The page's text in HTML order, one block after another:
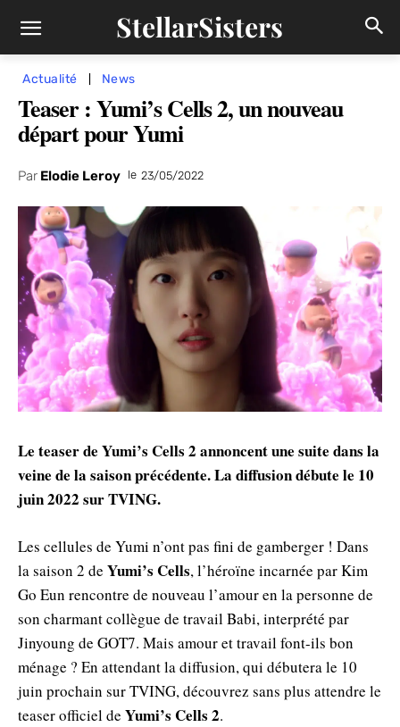
StellarSisters
Actualité News
Teaser : Yumi’s Cells 2, un nouveau
départ pour Yumi
Par Elodie Leroy le 23/05/2022
Le teaser de Yumi’s Cells 2 annoncent une suite dans la
veine de la saison précédente. La diffusion débute le 10
juin 2022 sur TVING.
Les cellules de Yumi n’ont pas fini de gamberger ! Dans
la saison 2 de Yumi’s Cells, l’héroïne incarnée par Kim
Go Eun rencontre de nouveau l’amour en la personne de
son charmant collègue de travail Babi, interprété par
Jinyoung de GOT7. Mais amour et travail font-ils bon
ménage ? En attendant la diffusion, qui débutera le 10
juin prochain sur TVING, découvrez sans plus attendre le
teaser officiel de Yumi’s Cells 2.